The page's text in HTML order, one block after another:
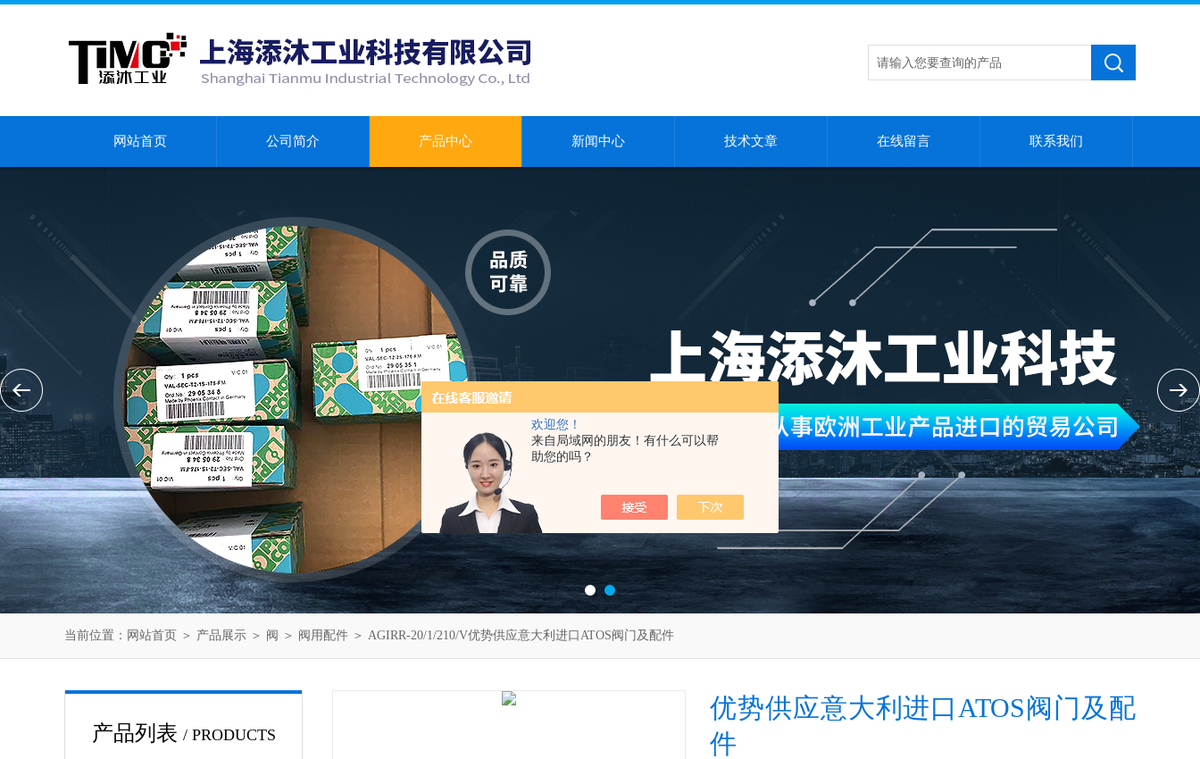
欢迎您！
来自局域网的朋友！有什么可以帮
助您的吗？
网站首页 公司简介 产品中心 新闻中心 技术文章 在线留言 联系我们
当前位置： 网站首页 ＞ 产品展示 ＞ 阀 ＞ 阀用配件 ＞ AGIRR-20/1/210/V优势供应意大利进口ATOS阀门及配件
产品列表 / PRODUCTS
优势供应意大利进口ATOS阀门及配
件